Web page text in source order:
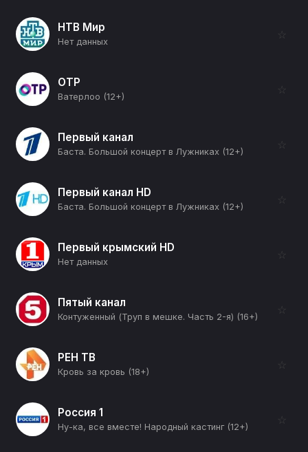
НТВ Мир
Нет данных
☆
ОТР
Ватерлоо (12+)
☆
Первый канал
Баста. Большой концерт в Лужниках (12+)
☆
Первый канал HD
Баста. Большой концерт в Лужниках (12+)
☆
Первый крымский HD
Нет данных
☆
Пятый канал
Контуженный (Труп в мешке. Часть 2-я) (16+)
☆
РЕН ТВ
Кровь за кровь (18+)
☆
Россия 1
Ну-ка, все вместе! Народный кастинг (12+)
☆